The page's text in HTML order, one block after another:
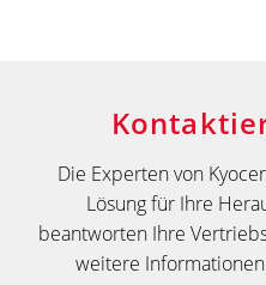
Die Experten von
Lösung für Ihre
beantworten Ihre
weitere